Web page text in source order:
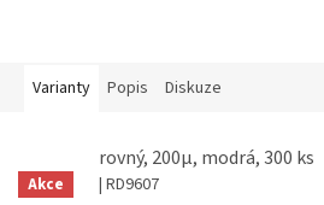
Varianty Popis Diskuze
Akce
rovný, 200μ, modrá, 300 ks
| RD9607